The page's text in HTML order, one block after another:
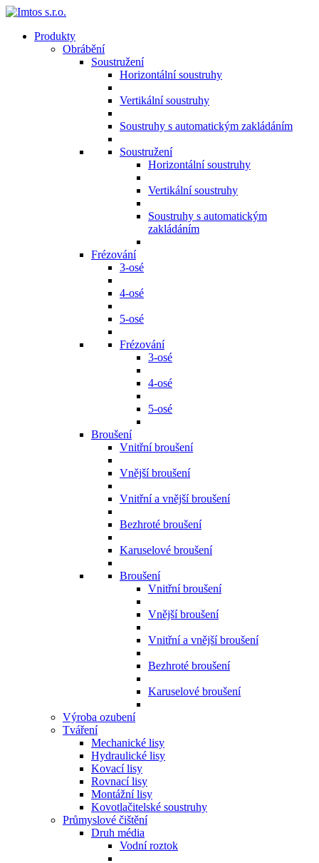
Produkty
Obrábění
Soustružení
Horizontální soustruhy
Vertikální soustruhy
Soustruhy s automatickým zakládáním
Soustružení
Horizontální soustruhy
Vertikální soustruhy
Soustruhy s automatickým
zakládáním
Frézování
3-osé
4-osé
5-osé
Frézování
3-osé
4-osé
5-osé
Broušení
Vnitřní broušení
Vnější broušení
Vnitřní a vnější broušení
Bezhroté broušení
Karuselové broušení
Broušení
Vnitřní broušení
Vnější broušení
Vnitřní a vnější broušení
Bezhroté broušení
Karuselové broušení
Výroba ozubení
Tváření
Mechanické lisy
Hydraulické lisy
Kovací lisy
Rovnací lisy
Montážní lisy
Kovotlačitelské soustruhy
Průmyslové čištění
Druh média
Vodní roztok